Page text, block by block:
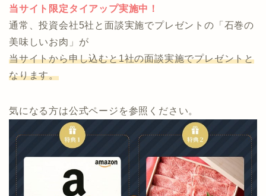
当サイト限定タイアップ実施中！
通常、投資会社5社と面談実施でプレゼントの「石巻の
美味しいお肉」が
当サイトから申し込むと1社の面談実施でプレゼントと
なります。
気になる方は公式ページを参照ください。